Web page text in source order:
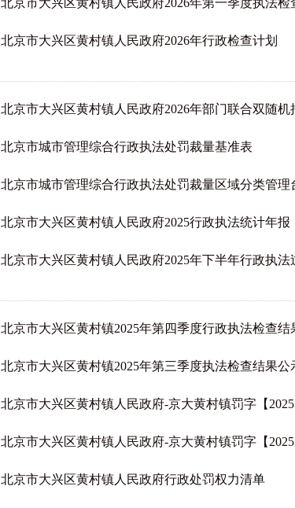
北京市大兴区黄村镇人民政府2026年第一季度执法检
北京市大兴区黄村镇人民政府2026年行政检查计划
北京市大兴区黄村镇人民政府2026年部门联合双随机
北京市城市管理综合行政执法处罚裁量基准表
北京市城市管理综合行政执法处罚裁量区域分类管理
北京市大兴区黄村镇人民政府2025行政执法统计年报
北京市大兴区黄村镇人民政府2025年下半年行政执法
北京市大兴区黄村镇2025年第四季度行政执法检查结
北京市大兴区黄村镇2025年第三季度执法检查结果公
北京市大兴区黄村镇人民政府-京大黄村镇罚字【
北京市大兴区黄村镇人民政府-京大黄村镇罚字【
北京市大兴区黄村镇人民政府行政处罚权力清单